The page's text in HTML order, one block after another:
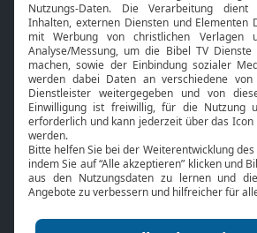
Bibel TV
Über uns
Jobs
Mediadaten